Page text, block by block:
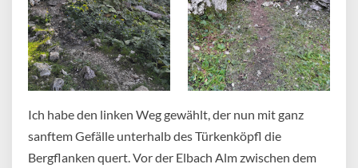
Ich habe den linken Weg gewählt, der nun mit ganz
sanftem Gefälle unterhalb des Türkenköpfl die
Bergflanken quert. Vor der Elbach Alm zwischen dem